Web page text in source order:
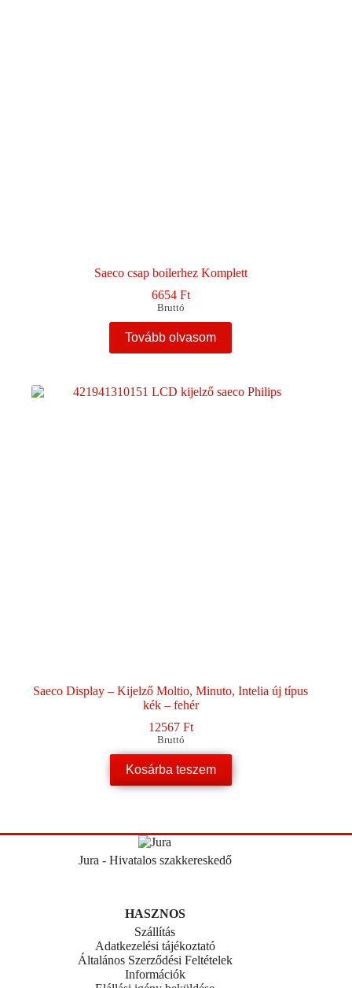
Saeco csap boilerhez Komplett
6654 Ft
Bruttó
Tovább olvasom
Saeco Display – Kijelző Moltio, Minuto, Intelia új típus
kék – fehér
12567 Ft
Bruttó
Kosárba teszem
Jura - Hivatalos szakkereskedő
HASZNOS
Szállítás
Adatkezelési tájékoztató
Általános Szerződési Feltételek
Információk